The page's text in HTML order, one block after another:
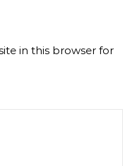
in this browser for